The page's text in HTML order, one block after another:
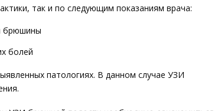
так и по следующим показаниям врача:
брюшины
болей
патологиях. В данном случае УЗИ